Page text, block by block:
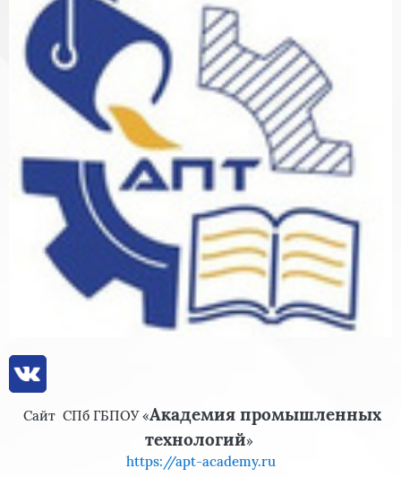
Сайт СПб ГБПОУ «Академия промышленных
технологий»
https://apt-academy.ru